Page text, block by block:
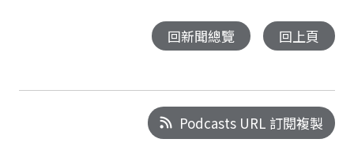
回新聞總覽 回上頁
Podcasts URL 訂閱複製